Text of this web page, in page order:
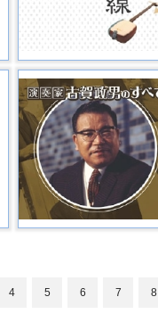
4 5 6 7 8